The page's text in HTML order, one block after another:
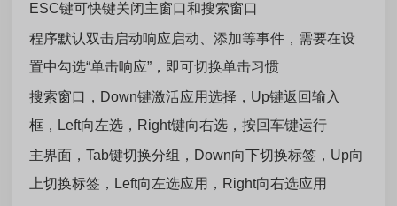
ESC键可快键关闭主窗口和搜索窗口
程序默认双击启动响应启动、添加等事件，需要在设
置中勾选“单击响应”，即可切换单击习惯
搜索窗口，Down键激活应用选择，Up键返回输入
框，Left向左选，Right键向右选，按回车键运行
主界面，Tab键切换分组，Down向下切换标签，Up向
上切换标签，Left向左选应用，Right向右选应用